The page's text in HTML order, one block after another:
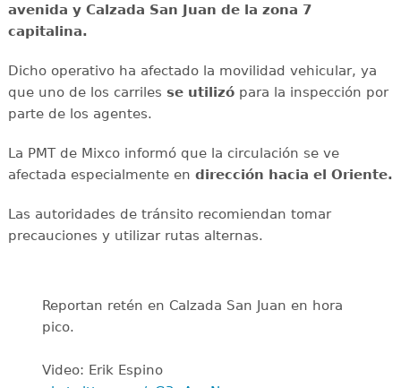
avenida y Calzada San Juan de la zona 7
capitalina.
Dicho operativo ha afectado la movilidad vehicular, ya
que uno de los carriles se utilizó para la inspección por
parte de los agentes.
La PMT de Mixco informó que la circulación se ve
afectada especialmente en dirección hacia el Oriente.
Las autoridades de tránsito recomiendan tomar
precauciones y utilizar rutas alternas.
Reportan retén en Calzada San Juan en hora
pico.
Video: Erik Espino